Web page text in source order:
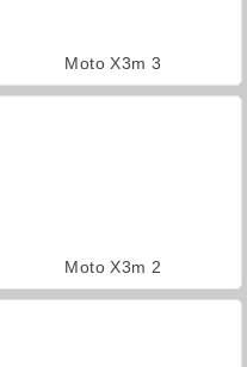
Moto X3m 3
Moto X3m 2